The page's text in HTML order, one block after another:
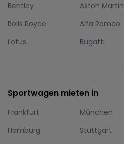
Bentley
Aston Martin
Rolls Royce
Alfa Romeo
Lotus
Bugatti
Sportwagen mieten in
Frankfurt München
Hamburg
Stuttgart